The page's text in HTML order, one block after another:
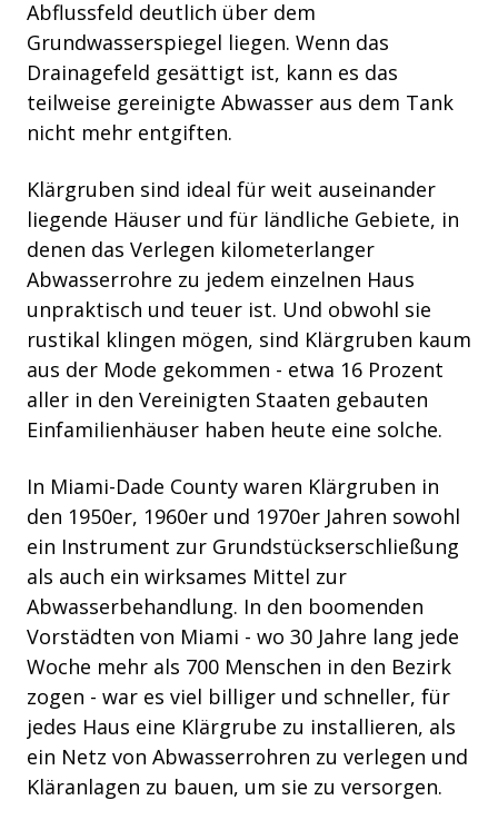
Abflussfeld deutlich über dem
Grundwasserspiegel liegen. Wenn das
Drainagefeld gesättigt ist, kann es das
teilweise gereinigte Abwasser aus dem Tank
nicht mehr entgiften.
Klärgruben sind ideal für weit auseinander
liegende Häuser und für ländliche Gebiete, in
denen das Verlegen kilometerlanger
Abwasserrohre zu jedem einzelnen Haus
unpraktisch und teuer ist. Und obwohl sie
rustikal klingen mögen, sind Klärgruben kaum
aus der Mode gekommen - etwa 16 Prozent
aller in den Vereinigten Staaten gebauten
Einfamilienhäuser haben heute eine solche.
In Miami-Dade County waren Klärgruben in
den 1950er, 1960er und 1970er Jahren sowohl
ein Instrument zur Grundstückserschließung
als auch ein wirksames Mittel zur
Abwasserbehandlung. In den boomenden
Vorstädten von Miami - wo 30 Jahre lang jede
Woche mehr als 700 Menschen in den Bezirk
zogen - war es viel billiger und schneller, für
jedes Haus eine Klärgrube zu installieren, als
ein Netz von Abwasserrohren zu verlegen und
Kläranlagen zu bauen, um sie zu versorgen.